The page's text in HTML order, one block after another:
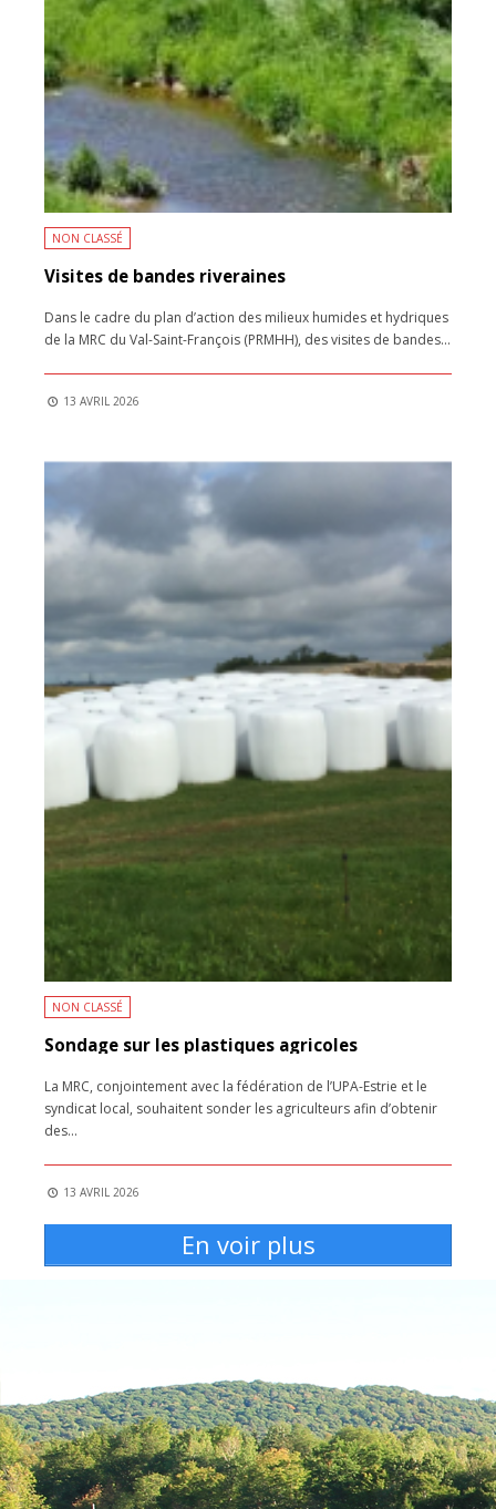
NON CLASSÉ
Visites de bandes riveraines
Dans le cadre du plan d’action des milieux humides et hydriques
de la MRC du Val-Saint-François (PRMHH), des visites de bandes...
13 AVRIL 2026
NON CLASSÉ
Sondage sur les plastiques agricoles
La MRC, conjointement avec la fédération de l’UPA-Estrie et le
syndicat local, souhaitent sonder les agriculteurs afin d’obtenir
des...
13 AVRIL 2026
En voir plus